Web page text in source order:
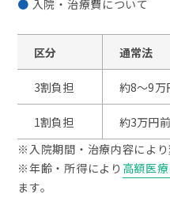
入院・治療費について
区分 通常法
3割負担 約8～9万
1割負担 約3万円
※入院期間・治療内容により
※年齢・所得により 高額医
ます。